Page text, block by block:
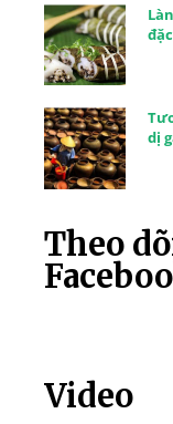
dị
Theo
Video